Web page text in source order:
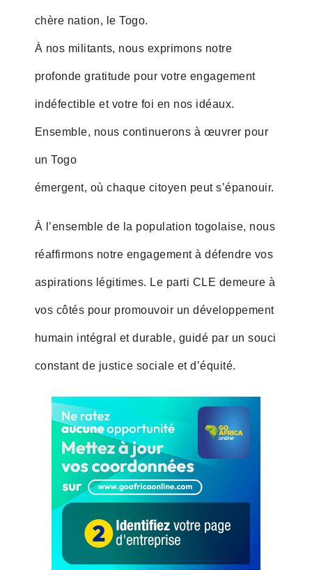
chère nation, le Togo.
À nos militants, nous exprimons notre
profonde gratitude pour votre engagement
indéfectible et votre foi en nos idéaux.
Ensemble, nous continuerons à œuvrer pour
un Togo
émergent, où chaque citoyen peut s’épanouir.
À l’ensemble de la population togolaise, nous
réaffirmons notre engagement à défendre vos
aspirations légitimes. Le parti CLE demeure à
vos côtés pour promouvoir un développement
humain intégral et durable, guidé par un souci
constant de justice sociale et d’équité.